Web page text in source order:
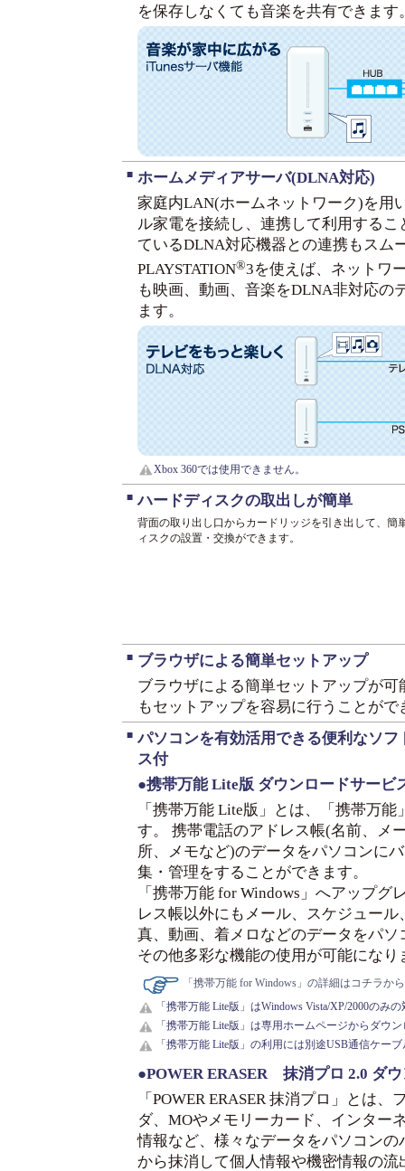
を保存しなくても音楽を共有できます
■ ホームメディアサーバ(DLNA対応)
家庭内LAN(ホームネットワーク)を用
ル家電を接続し、連携して利用する
ているDLNA対応機器との連携もスム
PLAYSTATION®3を使えば、ネットワ
も映画、動画、音楽をDLNA非対応の
ます。
Xbox 360では使用できません。
■ ハードディスクの取出しが簡単
背面の取り出し口からカードリッジを引き出して、簡
ィスクの設置・交換ができます。
■ ブラウザによる簡単セットアップ
ブラウザによる簡単セットアップが
もセットアップを容易に行うことがで
■ パソコンを有効活用できる便利なソ
ス付
●携帯万能 Lite版 ダウンロードサービ
「携帯万能 Lite版」とは、「携帯万
す。 携帯電話のアドレス帳(名前、メ
所、メモなど)のデータをパソコンに
集・管理をすることができます。
「携帯万能 for Windows」へアップグ
レス帳以外にもメール、スケジュー
真、動画、着メロなどのデータをパソ
その他多彩な機能の使用が可能になり
「携帯万能 for Windows」の詳細はコチラから
「携帯万能 Lite版」はWindows Vista/XP/2000のみ
「携帯万能 Lite版」は専用ホームページからダウ
「携帯万能 Lite版」の利用には別途USB通信ケー
●POWER ERASER 抹消プロ 2.0 ダ
「POWER ERASER 抹消プロ」とは、
ダ、MOやメモリーカード、インター
情報など、様々なデータをパソコンの
から抹消して個人情報や機密情報の流